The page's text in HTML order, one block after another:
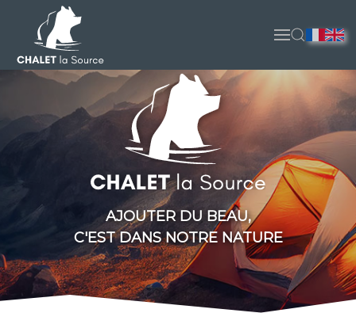
Accéder au contenu principal
AJOUTER DU BEAU,
C'EST DANS NOTRE NATURE